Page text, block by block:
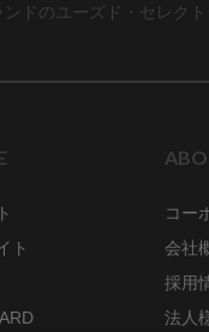
ドのユーズド・セレクト
ト
コー
会社
採用
法人